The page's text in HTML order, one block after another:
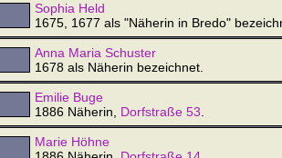
Sophia Held
1675, 1677 als "Näherin in Bredo"
Anna Maria Schuster
1678 als Näherin bezeichnet.
Emilie Buge
1886 Näherin, Dorfstraße 53
Marie Höhne